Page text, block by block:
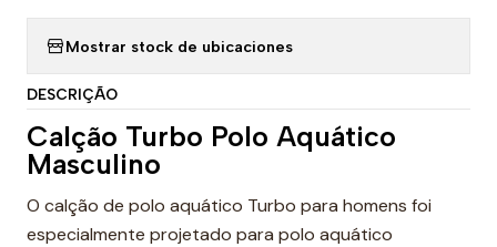
Mostrar stock de ubicaciones
DESCRIÇÃO
Calção Turbo Polo Aquático
Masculino
O calção de polo aquático Turbo para homens foi
especialmente projetado para polo aquático